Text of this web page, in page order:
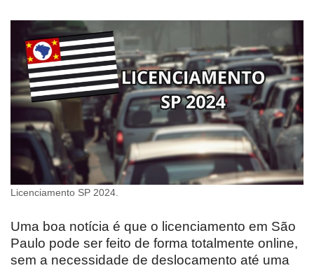
Licenciamento SP 2024.
Uma boa notícia é que o licenciamento em São
Paulo pode ser feito de forma totalmente online,
sem a necessidade de deslocamento até uma